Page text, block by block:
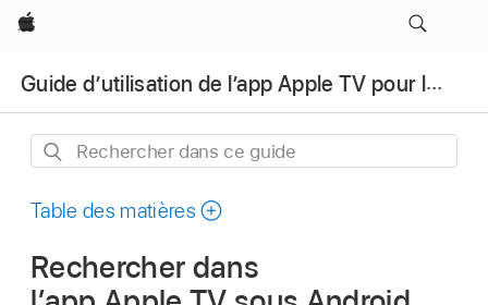
Apple
Guide d’utilisation de l’app Apple TV pour les appareils Android
Rechercher
ce
Table des matières
Rechercher dans